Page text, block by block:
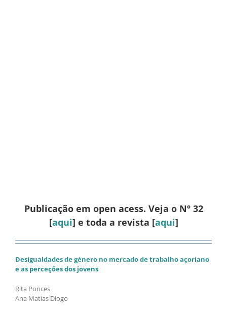
Publicação em open acess. Veja o Nº 32
[aqui] e toda a revista [aqui]
Desigualdades de género no mercado de trabalho açoriano
e as perceções dos jovens
Rita Ponces
Ana Matias Diogo